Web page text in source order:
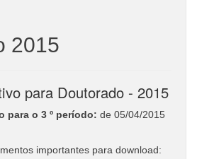
2015
para Doutorado - 2015
para o 3 º período: de 05/04/2015
importantes para download: